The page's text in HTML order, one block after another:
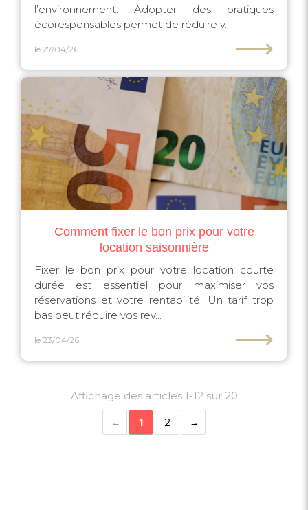
l’environnement. Adopter des pratiques
écoresponsables permet de réduire v...
le 27/04/26 ⟶
Comment fixer le bon prix pour votre
location saisonnière
Fixer le bon prix pour votre location courte
durée est essentiel pour maximiser vos
réservations et votre rentabilité. Un tarif trop
bas peut réduire vos rev...
le 23/04/26 ⟶
Affichage des articles 1-12 sur 20
1 2